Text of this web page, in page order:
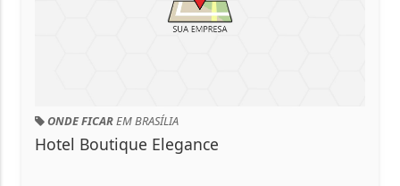
EM BRASÍLIA
Elegance